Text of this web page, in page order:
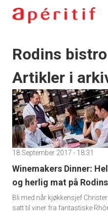
Rodins
Artikler i
18 September 2017 - 18:31
Winemakers Dinner:
og herlig mat på
Bli med når kjøkkensjef
satt til viner fra fantastiske